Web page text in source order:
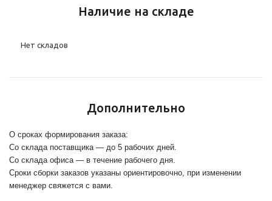
Наличие на складе
Нет складов
Дополнительно
О сроках формирования заказа:
Со склада поставщика — до 5 рабочих дней.
Со склада офиса — в течение рабочего дня.
Сроки сборки заказов указаны ориентировочно, при изменении
менеджер свяжется с вами.